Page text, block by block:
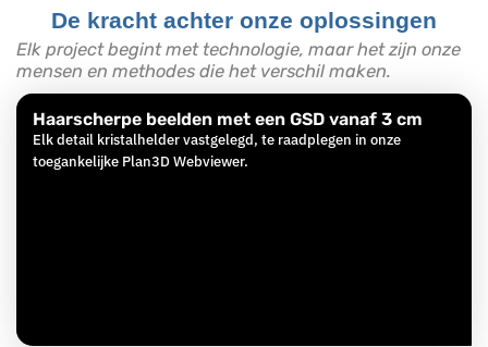
De kracht achter onze oplossingen
Elk project begint met technologie, maar het zijn onze
mensen en methodes die het verschil maken.
Haarscherpe beelden met een GSD vanaf 3 cm
Elk detail kristalhelder vastgelegd, te raadplegen in onze
toegankelijke Plan3D Webviewer.